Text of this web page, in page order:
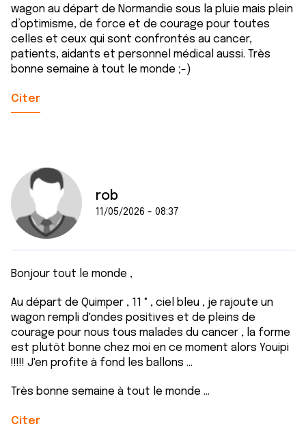
wagon au départ de Normandie sous la pluie mais plein
d’optimisme, de force et de courage pour toutes
celles et ceux qui sont confrontés au cancer,
patients, aidants et personnel médical aussi. Très
bonne semaine à tout le monde ;-)
Citer
rob
11/05/2026 - 08:37
Bonjour tout le monde ,
Au départ de Quimper , 11 ° , ciel bleu , je rajoute un
wagon rempli d'ondes positives et de pleins de
courage pour nous tous malades du cancer , la forme
est plutôt bonne chez moi en ce moment alors Youipi
!!!!! J'en profite à fond les ballons ...
Très bonne semaine à tout le monde ...
Citer